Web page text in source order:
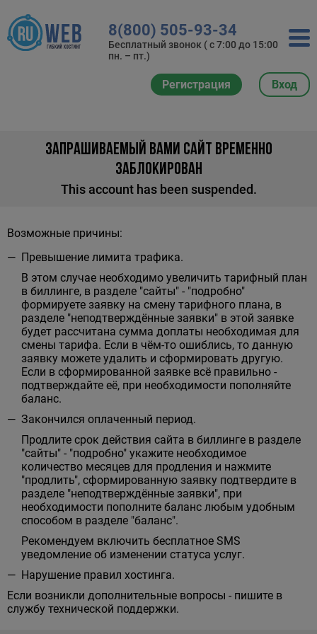
8(800) 505-93-34
Бесплатный звонок ( с 7:00 до 15:00
пн. – пт.)
Регистрация Вход
ЗАПРАШИВАЕМЫЙ ВАМИ САЙТ ВРЕМЕННО
ЗАБЛОКИРОВАН
This account has been suspended.
Возможные причины:
Превышение лимита трафика.
В этом случае необходимо увеличить тарифный план
в биллинге, в разделе "сайты" - "подробно"
формируете заявку на смену тарифного плана, в
разделе "неподтверждённые заявки" в этой заявке
будет рассчитана сумма доплаты необходимая для
смены тарифа. Если в чём-то ошиблись, то данную
заявку можете удалить и сформировать другую.
Если в сформированной заявке всё правильно -
подтверждайте её, при необходимости пополняйте
баланс.
Закончился оплаченный период.
Продлите срок действия сайта в биллинге в разделе
"сайты" - "подробно" укажите необходимое
количество месяцев для продления и нажмите
"продлить", сформированную заявку подтвердите в
разделе "неподтверждённые заявки", при
необходимости пополните баланс любым удобным
способом в разделе "баланс".
Рекомендуем включить бесплатное SMS
уведомление об изменении статуса услуг.
Нарушение правил хостинга.
Если возникли дополнительные вопросы - пишите в
службу технической поддержки.